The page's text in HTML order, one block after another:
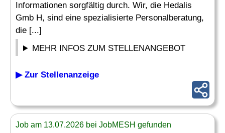
Informationen sorgfältig durch. Wir, die Hedalis
Gmb H, sind eine spezialisierte Personalberatung,
die [...]
MEHR INFOS ZUM STELLENANGEBOT
▶ Zur Stellenanzeige
Job am 13.07.2026 bei JobMESH gefunden